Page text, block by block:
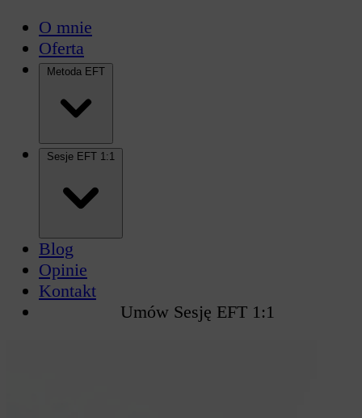
O mnie
Oferta
Metoda EFT
Sesje EFT 1:1
Blog
Opinie
Kontakt
Umów Sesję EFT 1:1